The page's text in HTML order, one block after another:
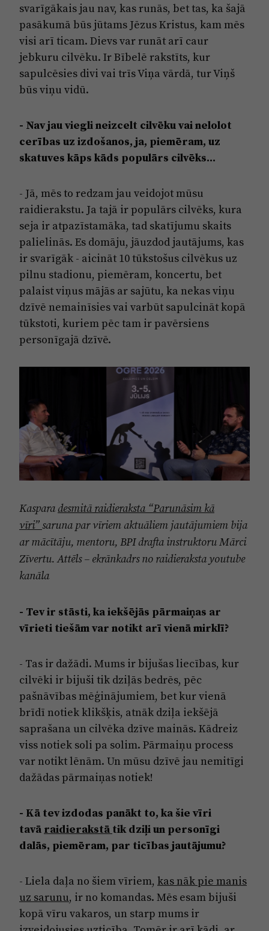
svarīgākais jau nav, kas runās, bet tas, ka šajā
pasākumā būs jūtams Jēzus Kristus, kam mēs
visi arī ticam. Dievs var runāt arī caur
jebkuru cilvēku. Ir Bībelē rakstīts, kur
sapulcēsies divi vai trīs Viņa vārdā, tur Viņš
būs viņu vidū.
- Nav jau viegli neizcelt cilvēku vai nelolot
cerības uz izdošanos, ja, piemēram, uz
skatuves kāps kāds populārs cilvēks...
- Jā, mēs to redzam jau veidojot mūsu
raidierakstu. Ja tajā ir populārs cilvēks, kura
seja ir atpazīstamāka, tad skatījumu skaits
palielinās. Es domāju, jāuzdod jautājums, kas
ir svarīgāk - aicināt 10 tūkstošus cilvēkus uz
pilnu stadionu, piemēram, koncertu, bet
palaist viņus mājās ar sajūtu, ka nekas viņu
dzīvē nemainīsies vai varbūt sapulcināt kopā
tūkstoti, kuriem pēc tam ir pavērsiens
personīgajā dzīvē.
Kaspara desmitā raidieraksta “Parunāsim kā
vīri” saruna par vīriem aktuāliem jautājumiem bija
ar mācītāju, mentoru, BPI drafta instruktoru Mārci
Zīvertu. Attēls – ekrānkadrs no raidieraksta youtube
kanāla
- Tev ir stāsti, ka iekšējās pārmaiņas ar
vīrieti tiešām var notikt arī vienā mirklī?
- Tas ir dažādi. Mums ir bijušas liecības, kur
cilvēki ir bijuši tik dziļās bedrēs, pēc
pašnāvības mēģinājumiem, bet kur vienā
brīdī notiek klikšķis, atnāk dziļa iekšējā
saprašana un cilvēka dzīve mainās. Kādreiz
viss notiek soli pa solim. Pārmaiņu process
var notikt lēnām. Un mūsu dzīvē jau nemitīgi
dažādas pārmaiņas notiek!
- Kā tev izdodas panākt to, ka šie vīri
tavā raidierakstā tik dziļi un personīgi
dalās, piemēram, par ticības jautājumu?
- Liela daļa no šiem vīriem, kas nāk pie manis
uz sarunu, ir no komandas. Mēs esam bijuši
kopā vīru vakaros, un starp mums ir